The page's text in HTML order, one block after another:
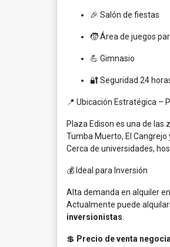
🎉 Salón de fiestas
🧒 Área de juegos
💪 Gimnasio
🔐 Seguridad 24
📍 Ubicación Estratégica –
Plaza Edison es una de
Tumba Muerto, El Cangrejo
Cerca de universidades,
💰 Ideal para Inversión
Alta demanda en alquiler
Actualmente puede
inversionistas
💲 Precio de venta